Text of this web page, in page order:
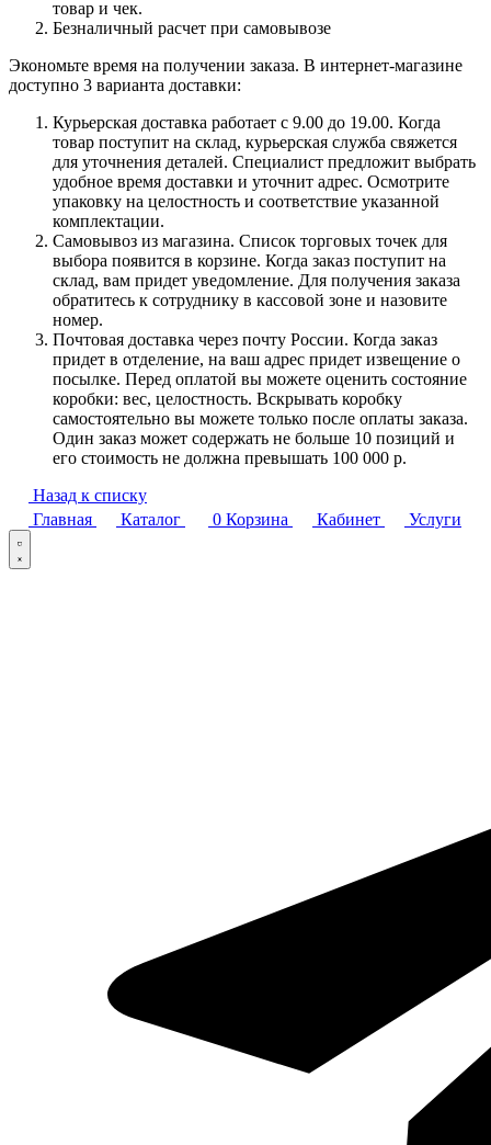
товар и чек.
Безналичный расчет при самовывозе
Экономьте время на получении заказа. В интернет-магазине
доступно 3 варианта доставки:
Курьерская доставка работает с 9.00 до 19.00. Когда
товар поступит на склад, курьерская служба свяжется
для уточнения деталей. Специалист предложит выбрать
удобное время доставки и уточнит адрес. Осмотрите
упаковку на целостность и соответствие указанной
комплектации.
Самовывоз из магазина. Список торговых точек для
выбора появится в корзине. Когда заказ поступит на
склад, вам придет уведомление. Для получения заказа
обратитесь к сотруднику в кассовой зоне и назовите
номер.
Почтовая доставка через почту России. Когда заказ
придет в отделение, на ваш адрес придет извещение о
посылке. Перед оплатой вы можете оценить состояние
коробки: вес, целостность. Вскрывать коробку
самостоятельно вы можете только после оплаты заказа.
Один заказ может содержать не больше 10 позиций и
его стоимость не должна превышать 100 000 р.
Назад к списку
Главная
Каталог 0 Корзина Кабинет Услуги